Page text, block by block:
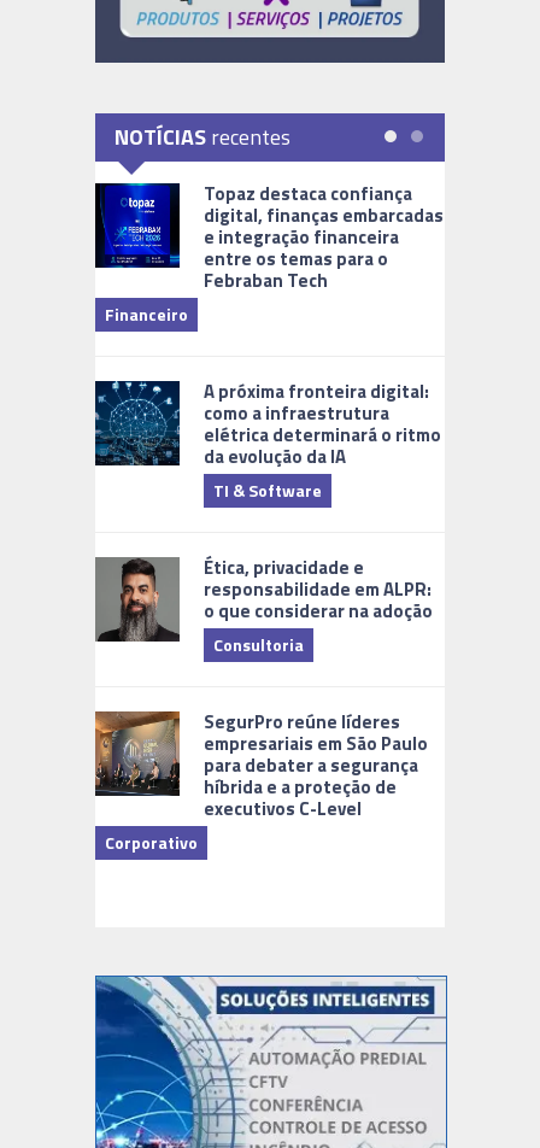
NOTÍCIASrecentes
Topaz destaca confiança
digital, finanças embarcadas
e integração financeira
entre os temas para o
Febraban Tech
Financeiro
A próxima fronteira digital:
como a infraestrutura
elétrica determinará o ritmo
da evolução da IA
TI & Software
Ética, privacidade e
responsabilidade em ALPR:
o que considerar na adoção
Consultoria
SegurPro reúne líderes
empresariais em São Paulo
para debater a segurança
híbrida e a proteção de
executivos C-Level
Corporativo